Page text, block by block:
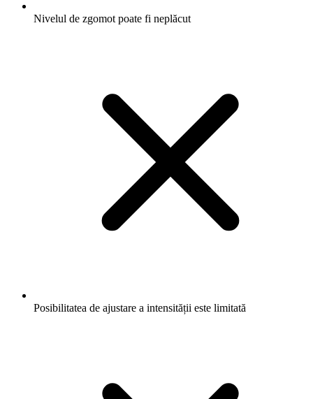
Nivelul de zgomot poate fi neplăcut
Posibilitatea de ajustare a intensității este limitată